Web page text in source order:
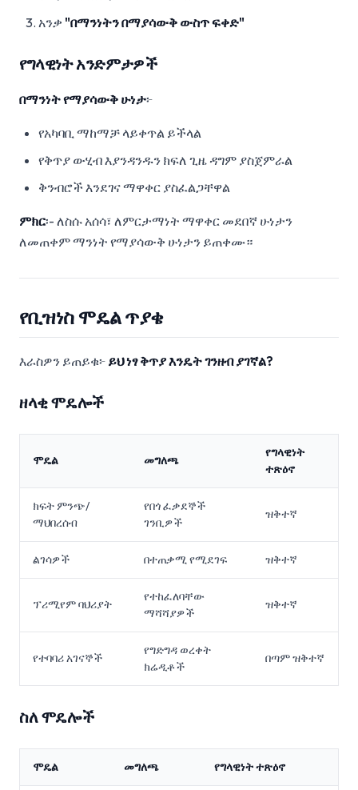
አንቃ "በማንነትን በማያሳውቅ ውስጥ ፍቀድ"
የግላዊነት አንድምታዎች
በማንነት የማያሳውቅ ሁነታ፦
የአካባቢ ማከማቻ ላይቀጥል ይችላል
የቅጥያ ውሂብ እያንዳንዱን ክፍለ ጊዜ ዳግም ያስጀምራል
ቅንብሮች እንደገና ማዋቀር ያስፈልጋቸዋል
ምክር፡- ለስሱ አሰሳ፣ ለምርታማነት ማዋቀር መደበኛ ሁነታን
ለመጠቀም ማንነት የማያሳውቅ ሁነታን ይጠቀሙ።
የቢዝነስ ሞዴል ጥያቄ
እራስዎን ይጠይቁ፦ ይህ ነፃ ቅጥያ እንዴት ገንዘብ ያገኛል?
ዘላቂ ሞዴሎች
ሞዴል መግለጫ
የግላዊነት
ተጽዕኖ
ክፍት ምንጭ/
ማህበረሰብ
የበጎ ፈቃደኞች
ገንቢዎች
ዝቅተኛ
ልገሳዎች በተጠቃሚ የሚደገፍ ዝቅተኛ
ፕሪሚየም ባህሪያት
የተከፈለባቸው
ማሻሻያዎች
ዝቅተኛ
የተባባሪ አገናኞች
የግድግዳ ወረቀት
ክሬዲቶች
በጣም ዝቅተኛ
ስለ ሞዴሎች
ሞዴል መግለጫ የግላዊነት ተጽዕኖ